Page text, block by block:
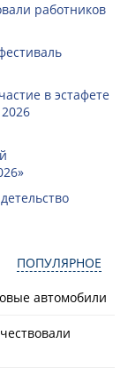
работников
в эстафете
ПОПУЛЯРНОЕ
автомобили